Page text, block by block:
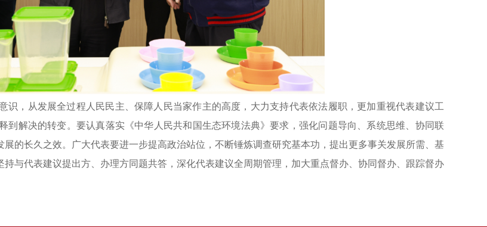
，从发展全过程人民民主、保障人民当家作主的高度，大力支持代表依法履职，更加重视代表建议工
解决的转变。要认真落实《中华人民共和国生态环境法典》要求，强化问题导向、系统思维、协同联
的长久之效。广大代表要进一步提高政治站位，不断锤炼调查研究基本功，提出更多事关发展所需、基
与代表建议提出方、办理方同题共答，深化代表建议全周期管理，加大重点督办、协同督办、跟踪督办